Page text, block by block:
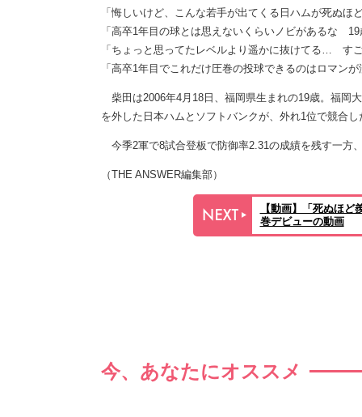
「悔しいけど、こんな若手が出てくる日ハムが死ぬほ
「高卒1年目の球とは思えないくらいノビがあるな
「ちょっと思ってたレベルより遥かに抜けてる… す
「高卒1年目でこれだけ圧巻の投球できるのはロマン
柴田は2006年4月18日、福岡県生まれの19歳。福岡
を外した日本ハムとソフトバンクが、外れ1位で競合
今季2軍で8試合登板で防御率2.31の成績を残す一方
（THE ANSWER編集部）
【動画】「死ぬほ
巻デビューの動画
今、あなたにオススメ